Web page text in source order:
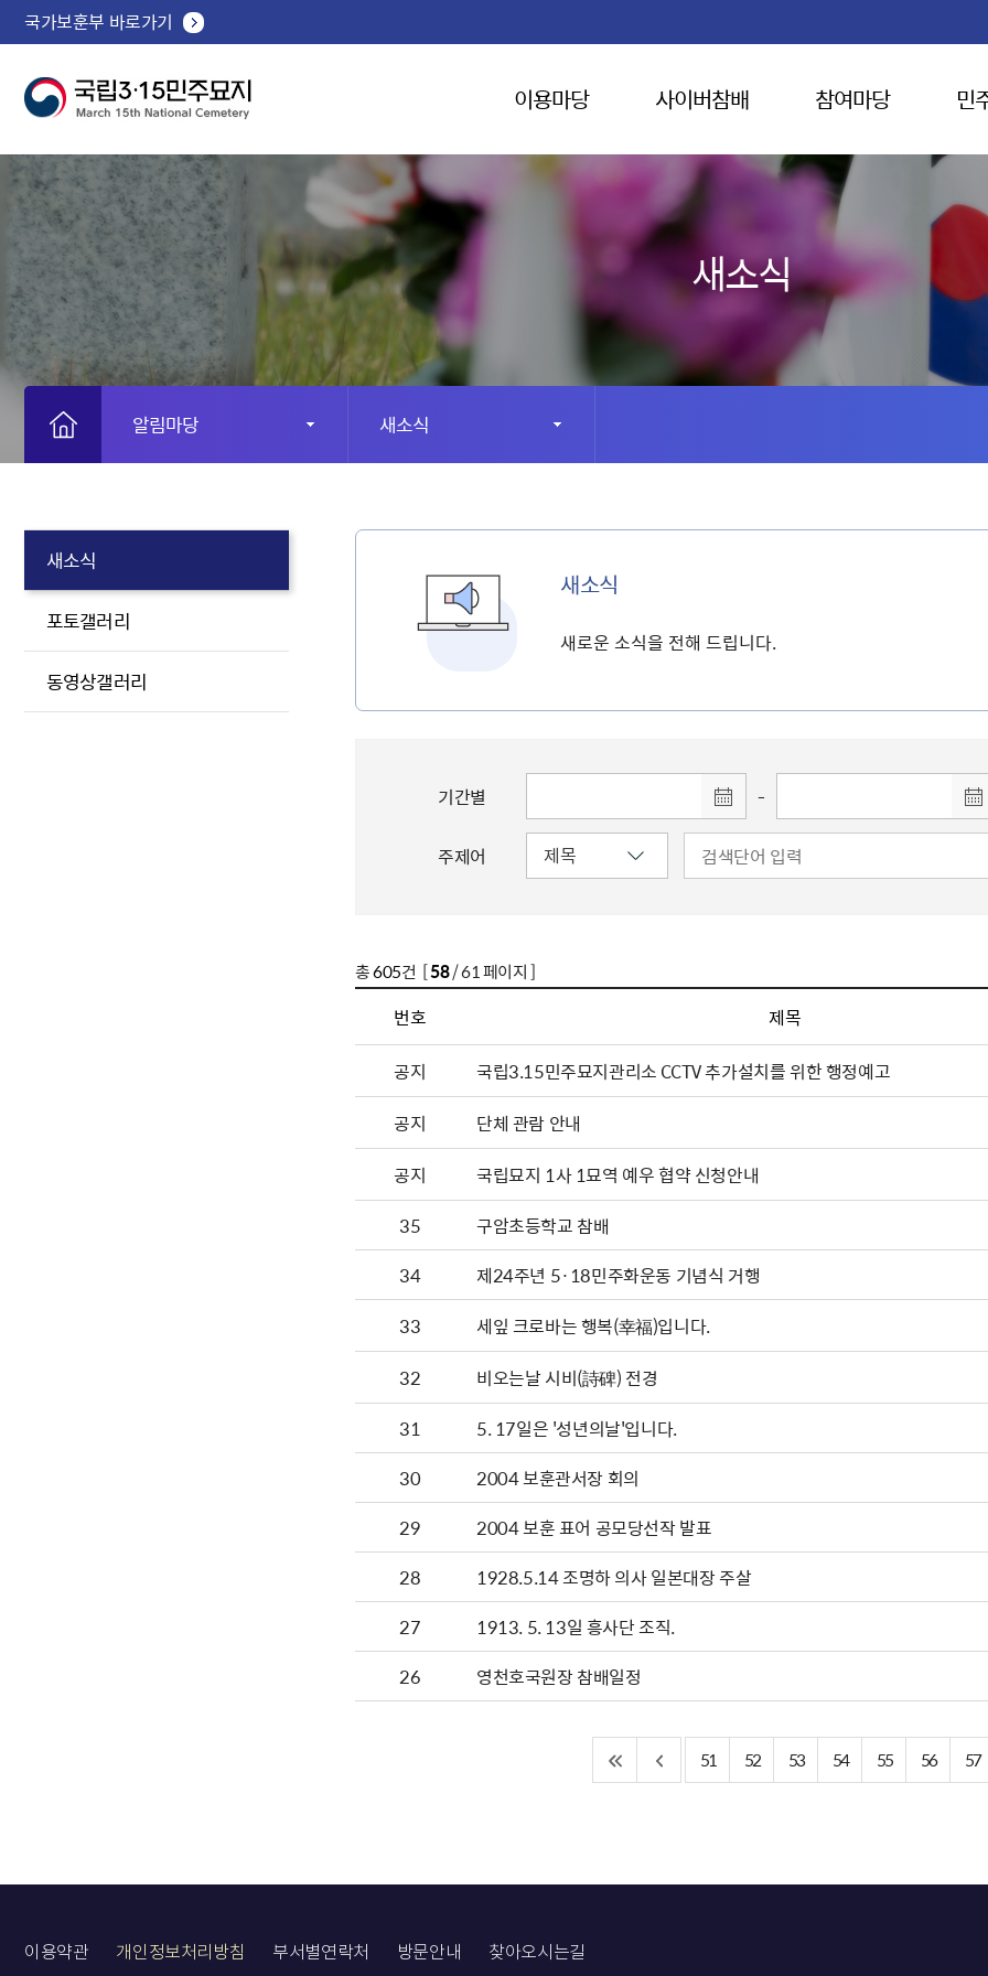
국가보훈부 바로가기
이용마당 사이버참배 참여마당 민
새소식
알림마당 새소식
새소식
포토갤러리
동영상갤러리
새소식
새로운 소식을 전해 드립니다.
기간별 -
주제어
총605건 [58/ 61 페이지 ]
번호 제목
공지
국립3.15민주묘지관리소 CCTV 추가설치를 위한 행정예고
공지
단체 관람 안내
공지
국립묘지 1사 1묘역 예우 협약 신청안내
35
구암초등학교 참배
34
제24주년 5·18민주화운동 기념식 거행
33
세잎 크로바는 행복(幸福)입니다.
32
비오는날 시비(詩碑) 전경
31
5. 17일은 '성년의날'입니다.
30
2004 보훈관서장 회의
29
2004 보훈 표어 공모당선작 발표
28
1928.5.14 조명하 의사 일본대장 주살
27
1913. 5. 13일 흥사단 조직.
26
영천호국원장 참배일정
51 52 53 54 55 56 57
이용약관 개인정보처리방침 부서별연락처 방문안내 찾아오시는길